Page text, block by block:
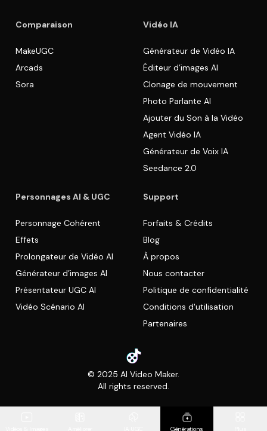
© 2025 AI Video Maker.
All rights reserved.
Comparaison
MakeUGC
Arcads
Sora
Vidéo IA
Générateur de Vidéo IA
Éditeur d’images AI
Clonage de mouvement
Photo Parlante AI
Ajouter du Son à la Vidéo
Agent Vidéo IA
Générateur de Voix IA
Seedance 2.0
Personnages AI & UGC
Personnage Cohérent
Effets
Prolongateur de Vidéo AI
Générateur d’images AI
Présentateur UGC AI
Vidéo Scénario AI
Support
Forfaits & Crédits
Blog
À propos
Nous contacter
Politique de confidentialité
Conditions d'utilisation
Partenaires
Générations